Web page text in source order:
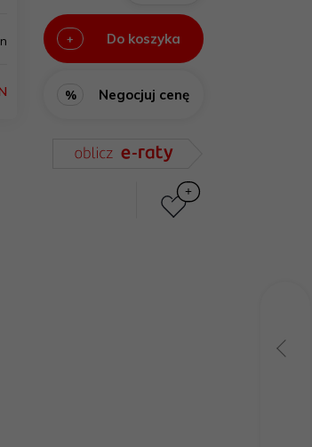
+ Do koszyka
% Negocjuj cenę